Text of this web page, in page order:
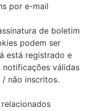
por e-mail
de boletim
podem ser
está registrado e
notificações válidas
/ não inscritos.